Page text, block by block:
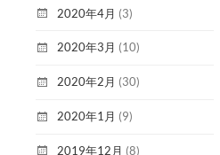
2020年4月 (3)
2020年3月 (10)
2020年2月 (30)
2020年1月 (9)
2019年12月 (8)